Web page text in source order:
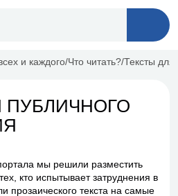
и каждого Что читать? Тексты для
ПУБЛИЧНОГО
мы решили разместить
кто испытывает затруднения в
прозаического текста на самые